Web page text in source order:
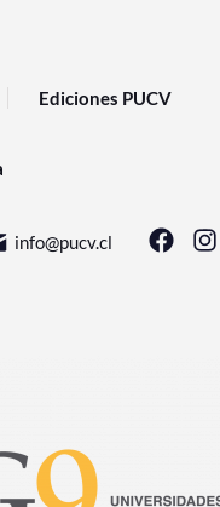
Ediciones PUCV
info@pucv.cl